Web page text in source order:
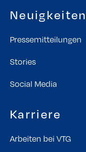
Pressemitteilungen
Stories
Social Media
Karriere
Arbeiten bei VTG